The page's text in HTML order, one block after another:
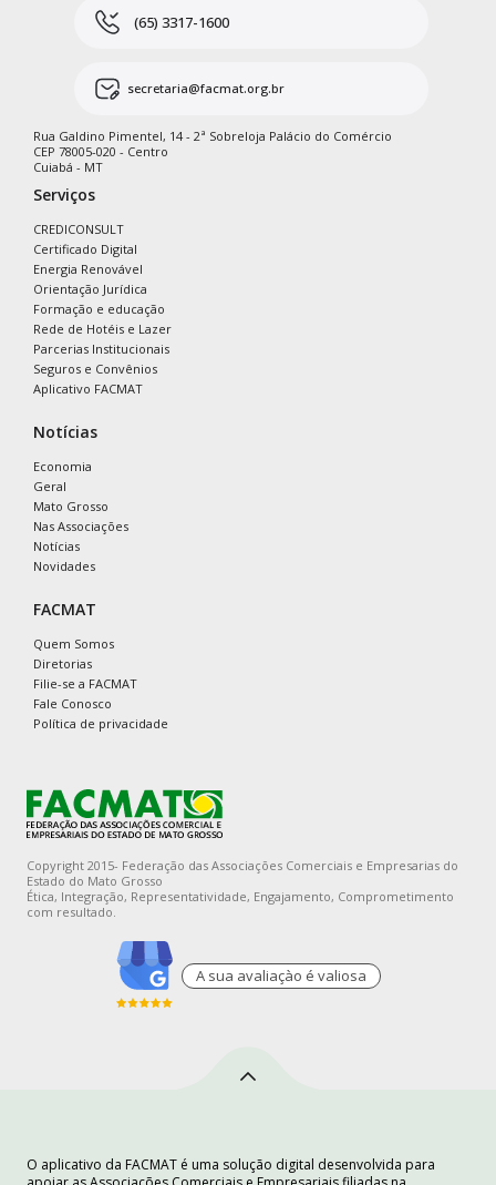
(65) 3317-1600
secretaria@facmat.org.br
Rua Galdino Pimentel, 14 - 2ª Sobreloja Palácio do Comércio
CEP 78005-020 - Centro
Cuiabá - MT
Serviços
CREDICONSULT
Certificado Digital
Energia Renovável
Orientação Jurídica
Formação e educação
Rede de Hotéis e Lazer
Parcerias Institucionais
Seguros e Convênios
Aplicativo FACMAT
Notícias
Economia
Geral
Mato Grosso
Nas Associações
Notícias
Novidades
FACMAT
Quem Somos
Diretorias
Filie-se a FACMAT
Fale Conosco
Política de privacidade
Copyright 2015- Federação das Associações Comerciais e Empresarias do
Estado do Mato Grosso
Ética, Integração, Representatividade, Engajamento, Comprometimento
com resultado.
A sua avaliaçào é valiosa
O aplicativo da FACMAT é uma solução digital desenvolvida para